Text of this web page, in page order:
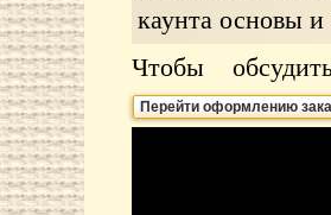
каунта основы и
Чтобы
Перейти оформлению